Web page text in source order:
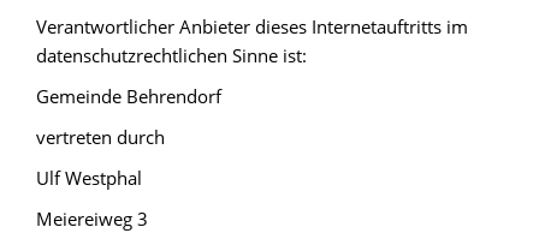
Verantwortlicher Anbieter dieses Internetauftritts im
datenschutzrechtlichen Sinne ist:
Gemeinde Behrendorf
vertreten durch
Ulf Westphal
Meiereiweg 3